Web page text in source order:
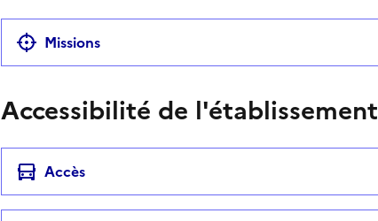
Missions
Accessibilité de l'établissement
Accès